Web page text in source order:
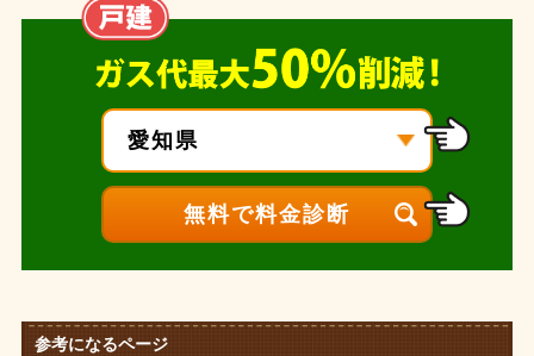
参考になるページ